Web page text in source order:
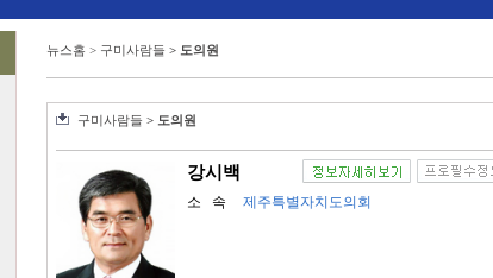
재난응급의료 종합훈련대회 ‘도상훈련’ 부문 최우수상 수상
체 정보통신 우수사례 발표대회서 행안부 장관상 수상
자두 ‘프룬’ 첫 출하
년 핵심사업 국비 265억 건의… 가파도 탄소중립·BRT·스마트가공센터 추진
민 소비쿠폰 지급 총력
뉴스홈 > 구미사람들 > 도의원
구미사람들 > 도의원
강시백
소 속 제주특별자치도의회